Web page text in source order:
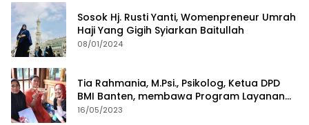
Sosok Hj. Rusti Yanti, Womenpreneur Umrah
Haji Yang Gigih Syiarkan Baitullah
08/01/2024
Tia Rahmania, M.Psi., Psikolog, Ketua DPD
BMI Banten, membawa Program Layanan
Pembuatan Dokumen Kependudukan
16/05/2023